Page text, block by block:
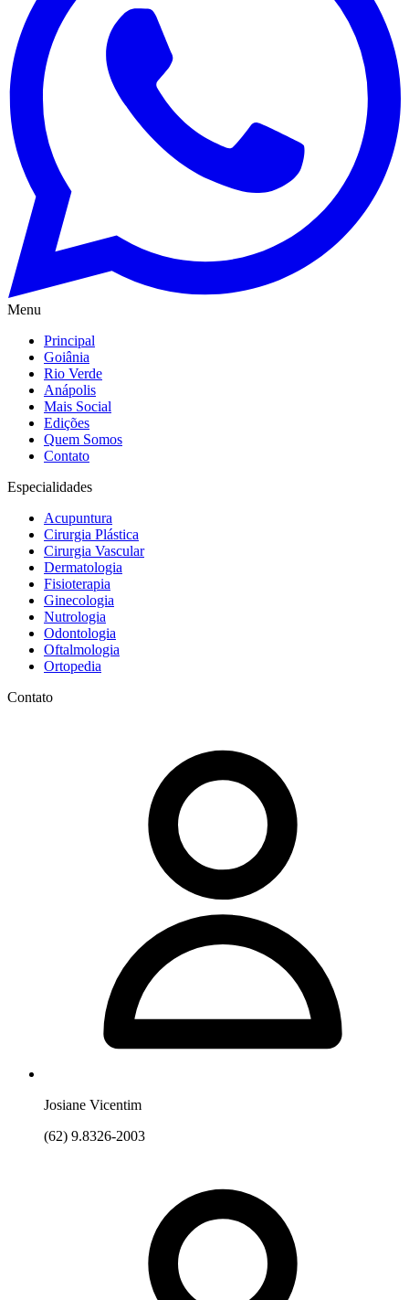
Menu
Principal
Goiânia
Rio Verde
Anápolis
Mais Social
Edições
Quem Somos
Contato
Especialidades
Acupuntura
Cirurgia Plástica
Cirurgia Vascular
Dermatologia
Fisioterapia
Ginecologia
Nutrologia
Odontologia
Oftalmologia
Ortopedia
Contato
Josiane Vicentim
(62) 9.8326-2003